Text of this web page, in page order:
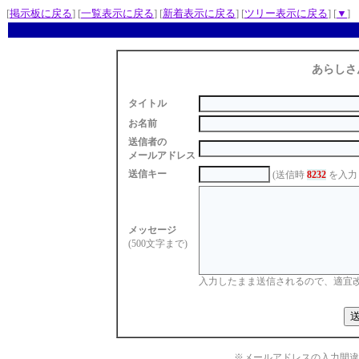
[掲示板に戻る] [一覧表示に戻る] [新着表示に戻る] [ツリー表示に戻る] [▼ ]
あらしさ
タイトル
お名前
送信者の
メールアドレス
送信キー
(送信時 8232を入力
メッセージ
(500文字まで)
入力したまま送信されるので、適宜